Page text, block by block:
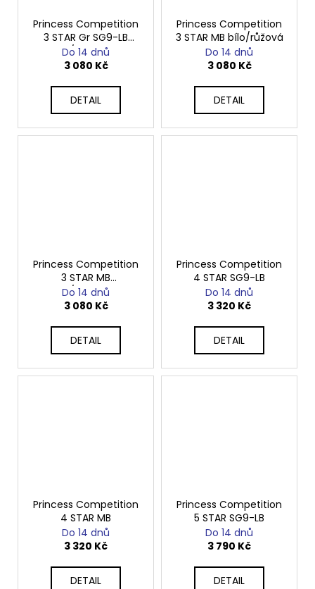
Princess Competition
3 STAR Gr SG9-LB
bílo/oranžová
Do 14 dnů
3 080 Kč
DETAIL
Princess Competition
3 STAR MB bílo/růžová
Do 14 dnů
3 080 Kč
DETAIL
Princess Competition
3 STAR MB
bílo/oranžová
Do 14 dnů
3 080 Kč
DETAIL
Princess Competition
4 STAR SG9-LB
Do 14 dnů
3 320 Kč
DETAIL
Princess Competition
4 STAR MB
Do 14 dnů
3 320 Kč
DETAIL
Princess Competition
5 STAR SG9-LB
Do 14 dnů
3 790 Kč
DETAIL